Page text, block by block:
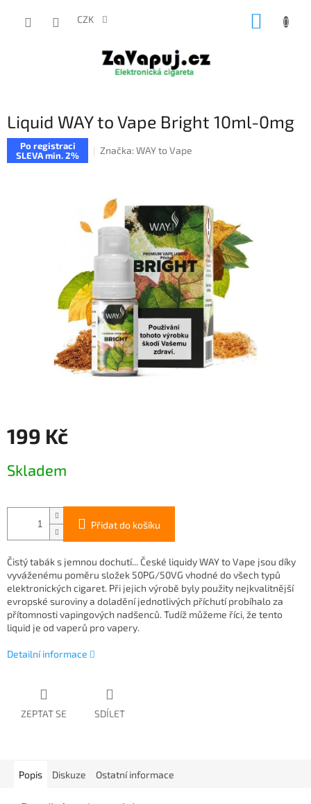
CZK
Liquid WAY to Vape Bright 10ml-0mg
Po registraci
SLEVA min. 2%
Značka:WAY to Vape
199 Kč
cena:
Skladem
Přidat do košíku
Čistý tabák s jemnou dochutí... České liquidy WAY to Vape jsou díky
vyváženému poměru složek 50PG/50VG vhodné do všech typů
elektronických cigaret. Při jejich výrobě byly použity nejkvalitnější
evropské suroviny a doladění jednotlivých příchutí probíhalo za
přítomnosti vapingových nadšenců. Tudíž můžeme říci, že tento
liquid je od vaperů pro vapery.
Detailní informace
ZEPTAT SE SDÍLET
Popis Diskuze Ostatní informace